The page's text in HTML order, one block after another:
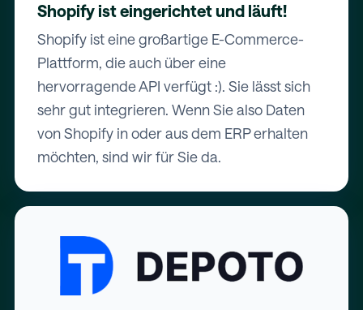
Shopify ist eingerichtet und läuft!
Shopify ist eine großartige E-Commerce-
Plattform, die auch über eine
hervorragende API verfügt :). Sie lässt sich
sehr gut integrieren. Wenn Sie also Daten
von Shopify in oder aus dem ERP erhalten
möchten, sind wir für Sie da.